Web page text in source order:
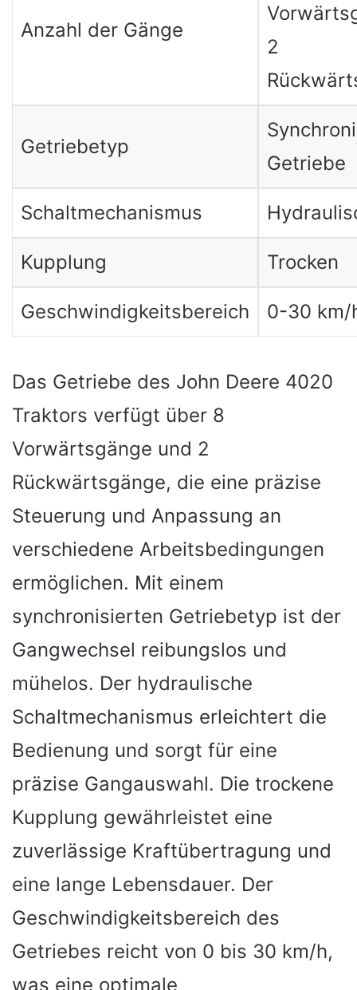
Anzahl der Gänge
2
Getriebetyp
Getriebe
Schaltmechanismus
Kupplung Trocken
Geschwindigkeitsbereich 0-30 km/
Das Getriebe des John Deere 4020
Traktors verfügt über 8
Vorwärtsgänge und 2
Rückwärtsgänge, die eine präzise
Steuerung und Anpassung an
verschiedene Arbeitsbedingungen
ermöglichen. Mit einem
synchronisierten Getriebetyp ist der
Gangwechsel reibungslos und
mühelos. Der hydraulische
Schaltmechanismus erleichtert die
Bedienung und sorgt für eine
präzise Gangauswahl. Die trockene
Kupplung gewährleistet eine
zuverlässige Kraftübertragung und
eine lange Lebensdauer. Der
Geschwindigkeitsbereich des
Getriebes reicht von 0 bis 30 km/h,
was eine optimale